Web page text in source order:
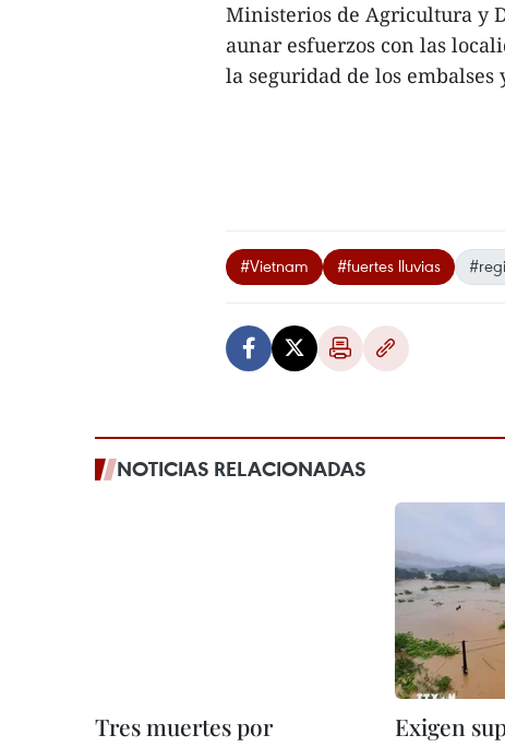
Ministerios de Agricultura y
aunar esfuerzos con las
la seguridad de los
#Vietnam #fuertes lluvias
NOTICIAS RELACIONADAS
Tres muertes por
Exigen